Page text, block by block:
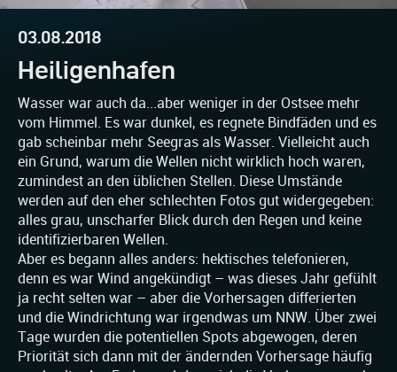
03.08.2018
Heiligenhafen
Wasser war auch da...aber weniger in der Ostsee mehr
vom Himmel. Es war dunkel, es regnete Bindfäden und es
gab scheinbar mehr Seegras als Wasser. Vielleicht auch
ein Grund, warum die Wellen nicht wirklich hoch waren,
zumindest an den üblichen Stellen. Diese Umstände
werden auf den eher schlechten Fotos gut widergegeben:
alles grau, unscharfer Blick durch den Regen und keine
identifizierbaren Wellen.
Aber es begann alles anders: hektisches telefonieren,
denn es war Wind angekündigt – was dieses Jahr gefühlt
ja recht selten war – aber die Vorhersagen differierten
und die Windrichtung war irgendwas um NNW. Über zwei
Tage wurden die potentiellen Spots abgewogen, deren
Priorität sich dann mit der ändernden Vorhersage häufig